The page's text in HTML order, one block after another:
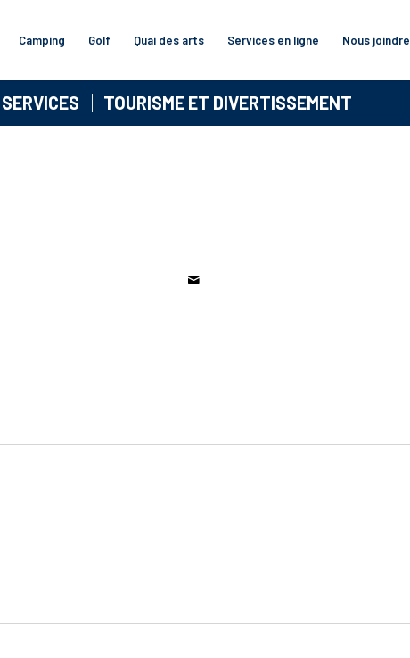
Camping Golf Quai des arts Services en ligne Nous joindre
SERVICES TOURISME ET DIVERTISSEMENT